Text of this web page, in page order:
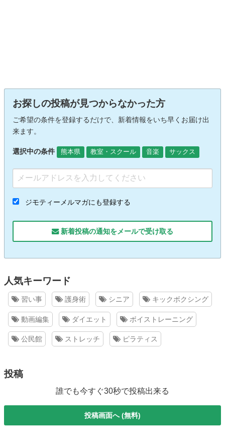
お探しの投稿が見つからなかった方
ご希望の条件を登録するだけで、新着情報をいち早くお届け出
来ます。
選択中の条件 熊本県 教室・スクール 音楽 サックス
ジモティーメルマガにも登録する
新着投稿の通知をメールで受け取る
人気キーワード
習い事 護身術 シニア キックボクシング
動画編集 ダイエット ボイストレーニング
公民館 ストレッチ ピラティス
投稿
誰でも今すぐ30秒で投稿出来る
投稿画面へ (無料)